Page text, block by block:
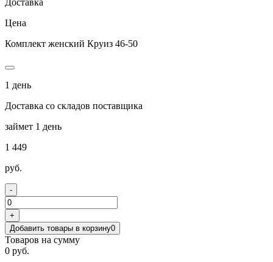
Цена
Комплект женский Круиз 46-50
1 день
Доставка со складов поставщика
займет 1 день
1 449
руб.
-
+
Добавить товары в корзину0
Товаров на сумму
0 руб.